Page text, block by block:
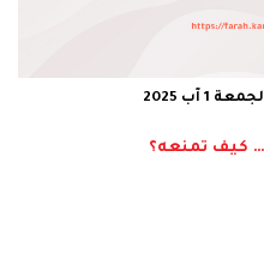
1 آب 2025
كيف تمنعه؟